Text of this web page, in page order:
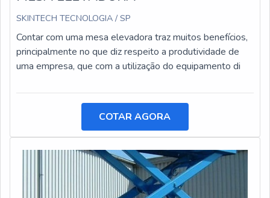
SKINTECH TECNOLOGIA / SP
Contar com uma mesa elevadora traz muitos benefícios,
principalmente no que diz respeito a produtividade de
uma empresa, que com a utilização do equipamento di
COTAR AGORA